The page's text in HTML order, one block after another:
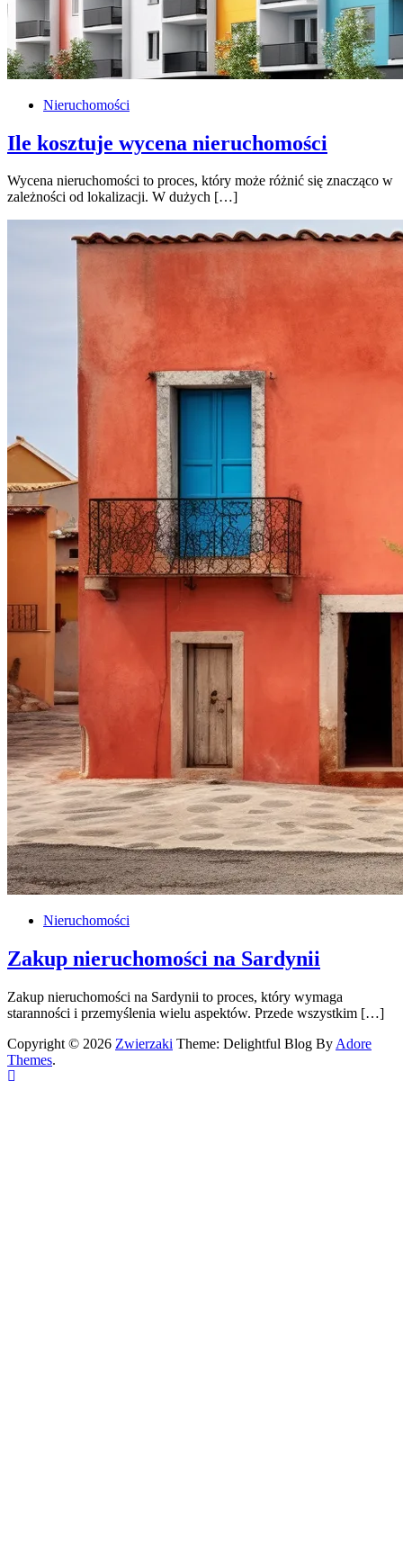
Nieruchomości
Ile kosztuje wycena nieruchomości
Wycena nieruchomości to proces, który może różnić się znacząco w
zależności od lokalizacji. W dużych […]
Nieruchomości
Zakup nieruchomości na Sardynii
Zakup nieruchomości na Sardynii to proces, który wymaga
staranności i przemyślenia wielu aspektów. Przede wszystkim […]
Copyright © 2026 Zwierzaki Theme: Delightful Blog By Adore
Themes.